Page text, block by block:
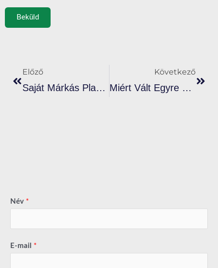
Beküld
Előző
Saját Márkás Plasztiszol Tinta: Okos Lépés A Növekvő Nyomtatott Márkák Számára
Következő
Miért Vált Egyre Több Gyár Környezetbarát Plasztiszol Tintára?
Név *
E-mail *